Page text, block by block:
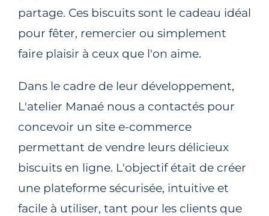
partage. Ces biscuits sont le cadeau idéal
pour fêter, remercier ou simplement
faire plaisir à ceux que l'on aime.
Dans le cadre de leur développement,
L'atelier Manaé nous a contactés pour
concevoir un site e-commerce
permettant de vendre leurs délicieux
biscuits en ligne. L'objectif était de créer
une plateforme sécurisée, intuitive et
facile à utiliser, tant pour les clients que